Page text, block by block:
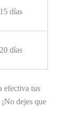
15 días
20 días
efectiva tus
dejes que